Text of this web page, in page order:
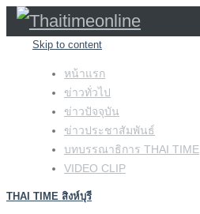
Skip to content
หน้าแรก
ข่าวทั่วไป
ข่าวปัจจุบัน
ข่าวประชาสัมพันธ์
บทบรรณาธิการ THAI TIME
VIDEO CLIP
THAI TIME สิงห์บุรี